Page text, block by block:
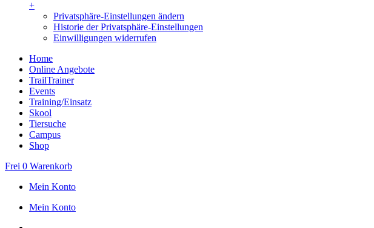
+
Privatsphäre-Einstellungen ändern
Historie der Privatsphäre-Einstellungen
Einwilligungen widerrufen
Home
Online Angebote
TrailTrainer
Events
Training/Einsatz
Skool
Tiersuche
Campus
Shop
Frei 0 Warenkorb
Mein Konto
Mein Konto